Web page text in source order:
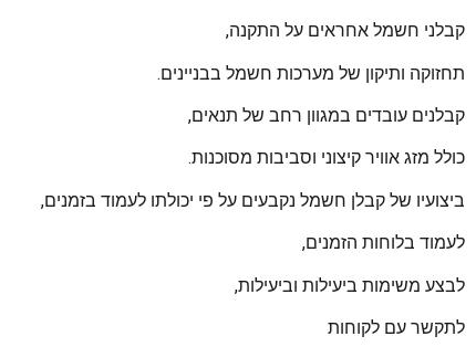
קבלני חשמל אחראים על התקנה,
תחזוקה ותיקון של מערכות חשמל בבניינים.
קבלנים עובדים במגוון רחב של תנאים,
כולל מזג אוויר קיצוני וסביבות מסוכנות.
ביצועיו של קבלן חשמל נקבעים על פי יכולתו לעמוד בזמנים,
לעמוד בלוחות הזמנים,
לבצע משימות ביעילות וביעילות,
לתקשר עם לקוחות